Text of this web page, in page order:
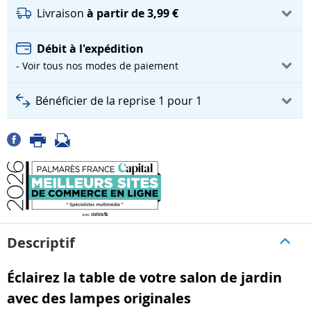
Livraison à partir de 3,99 €
Débit à l'expédition
- Voir tous nos modes de paiement
Bénéficier de la reprise 1 pour 1
Descriptif
Éclairez la table de votre salon de jardin
avec des lampes originales